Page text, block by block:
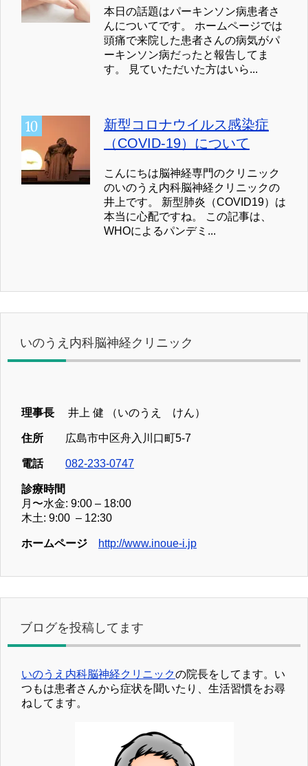
本日の話題はパーキンソン病患者さ
んについてです。 ホームページでは
頭痛で来院した患者さんの病気がパ
ーキンソン病だったと報告してま
す。 見ていただいた方はいら...
新型コロナウイルス感染症
（COVID-19）について
こんにちは脳神経専門のクリニック
のいのうえ内科脳神経クリニックの
井上です。 新型肺炎（COVID19）は
本当に心配ですね。 この記事は、
WHOによるパンデミ...
いのうえ内科脳神経クリニック
理事長 井上 健 （いのうえ けん）
住所 広島市中区舟入川口町5-7
電話 082-233-0747
診療時間
月〜水金: 9:00 – 18:00
木土: 9:00 – 12:30
ホームページ http://www.inoue-i.jp
ブログを投稿してます
いのうえ内科脳神経クリニックの院長をしてます。い
つもは患者さんから症状を聞いたり、生活習慣をお尋
ねしてます。